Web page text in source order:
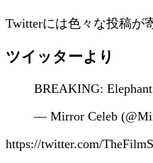
Twitterには色々な投稿が
ツイッターより
BREAKING:
— Mirror Celeb
https://twitter.com/